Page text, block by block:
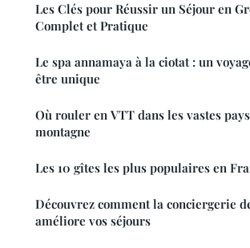
Les Clés pour Réussir un Séjour en
Complet et Pratique
Le spa annamaya à la ciotat : un
être unique
Où rouler en VTT dans les vastes
montagne
Les 10 gîtes les plus populaires en
Découvrez comment la conciergerie
améliore vos séjours